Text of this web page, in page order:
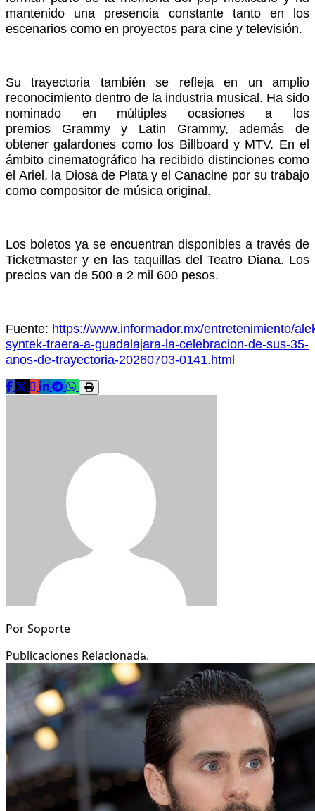
mantenido una presencia constante tanto en los
escenarios como en proyectos para cine y televisión.
Su trayectoria también se refleja en un amplio
reconocimiento dentro de la industria musical. Ha sido
nominado en múltiples ocasiones a los
premios Grammy y Latin Grammy, además de
obtener galardones como los Billboard y MTV. En el
ámbito cinematográfico ha recibido distinciones como
el Ariel, la Diosa de Plata y el Canacine por su trabajo
como compositor de música original.
Los boletos ya se encuentran disponibles a través de
Ticketmaster y en las taquillas del Teatro Diana. Los
precios van de 500 a 2 mil 600 pesos.
Fuente: https://www.informador.mx/entretenimiento/
syntek-traera-a-guadalajara-la-celebracion-de-sus-35-
anos-de-trayectoria-20260703-0141.html
PorSoporte
Publicaciones Relacionadas